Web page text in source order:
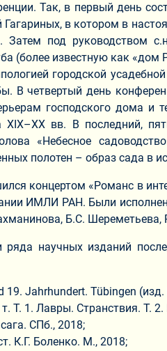
Так, в первый день
в котором в
под руководством
(более известную как
городской
В четвертый день
господского дома и
XIX–XX вв. В последний,
«Небесное
полотен – образ сада в
концертом «Романс в
ИМЛИ РАН. Были
Б.С. Шереметьева,
научных изданий
19. Jahrhundert. Tübingen
Т. 1. Лавры. Странствия. Т.
СПб., 2018;
К.Г. Боленко. М., 2018;